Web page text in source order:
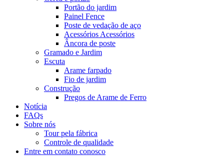
Portão do jardim
Painel Fence
Poste de vedação de aço
Acessórios Acessórios
Âncora de poste
Gramado e Jardim
Escuta
Arame farpado
Fio de jardim
Construção
Pregos de Arame de Ferro
Notícia
FAQs
Sobre nós
Tour pela fábrica
Controle de qualidade
Entre em contato conosco